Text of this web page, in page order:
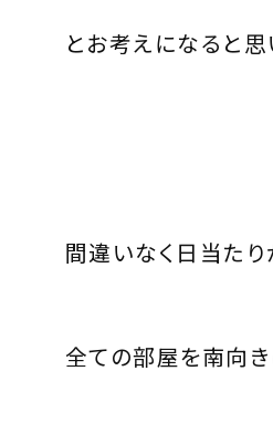
とお考えになると思
間違いなく日当たり
全ての部屋を南向き